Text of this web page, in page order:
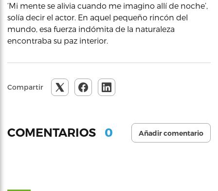
‘Mi mente se alivia cuando me imagino allí de noche’,
solía decir el actor. En aquel pequeño rincón del
mundo, esa fuerza indómita de la naturaleza
encontraba su paz interior.
Compartir
COMENTARIOS 0 Añadir comentario